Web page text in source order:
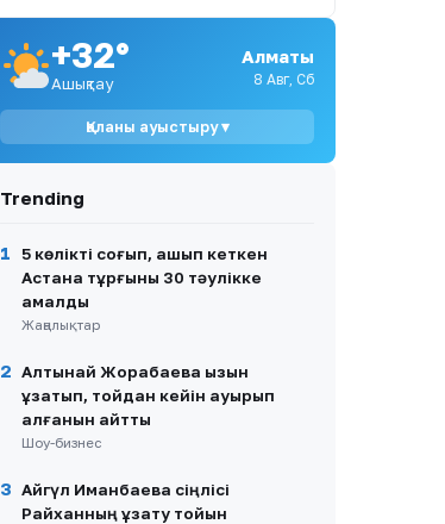
7
облысындағы нәжіс Есілге
жайылып жатыр
8
Жаңа адамдар Caspian Sea
Action Week 2026
Серікбаева әсерлі жазба
жариялады
10
«Қорғансыз күндерім
жан сырын ақтарды
+32°
Ашықтау
Алматы
8 Авг, Сб
Қаланы ауыстыру ▾
Trending
1
5 көлікті соғып, қашып кеткен
Астана тұрғыны 30 тәулікке
қамалды
Жаңалықтар
2 Алтынай Жорабаева қызын
ұзатып, тойдан кейін ауырып
қалғанын айтты
Шоу-бизнес
3 Айгүл Иманбаева сіңлісі
Райханның ұзату тойын